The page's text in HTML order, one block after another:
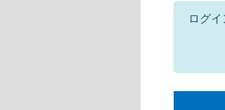
ログ